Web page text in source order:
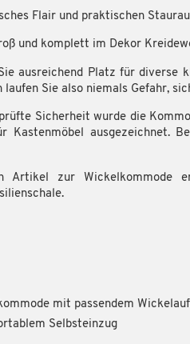
Flair und praktischen
und komplett im Dekor
ausreichend Platz für diverse
laufen Sie also niemals Gefahr,
Sicherheit wurde die
Kastenmöbel ausgezeichnet.
Artikel zur Wickelkommode
mit passendem
Selbsteinzug